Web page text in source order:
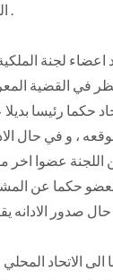
السوداء عبر الامانة العامة .
لجنة
في القضية
حكما عن
الاتحاد